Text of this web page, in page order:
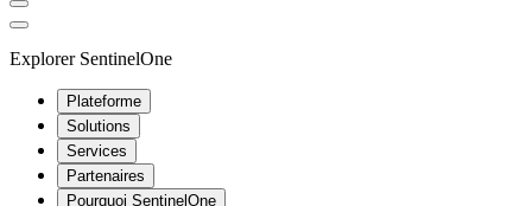
Explorer SentinelOne
Plateforme
Solutions
Services
Partenaires
Pourquoi SentinelOne